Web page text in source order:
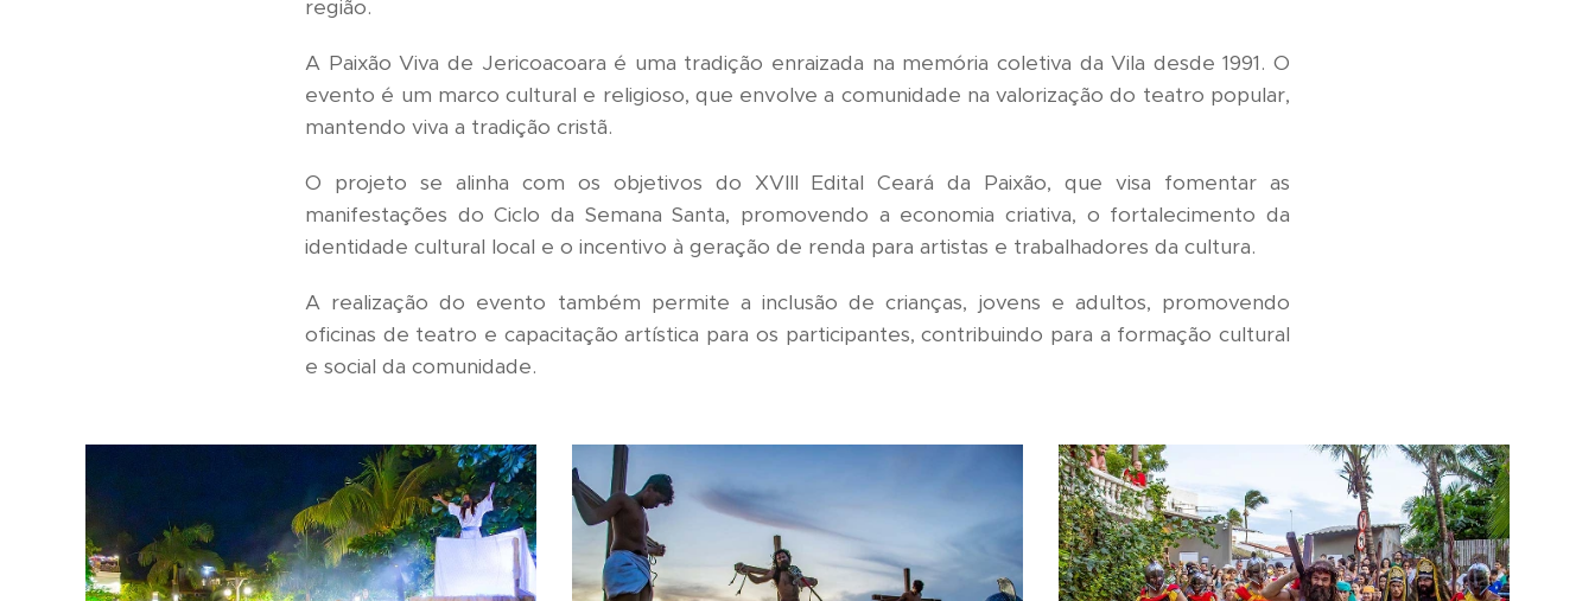
região.
A Paixão Viva de Jericoacoara é uma tradição enraizada na memória coletiva da Vila desde 1991. O
evento é um marco cultural e religioso, que envolve a comunidade na valorização do teatro popular,
mantendo viva a tradição cristã.
O projeto se alinha com os objetivos do XVIII Edital Ceará da Paixão, que visa fomentar as
manifestações do Ciclo da Semana Santa, promovendo a economia criativa, o fortalecimento da
identidade cultural local e o incentivo à geração de renda para artistas e trabalhadores da cultura.
A realização do evento também permite a inclusão de crianças, jovens e adultos, promovendo
oficinas de teatro e capacitação artística para os participantes, contribuindo para a formação cultural
e social da comunidade.